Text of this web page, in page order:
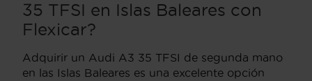
35 TFSI en Islas Baleares con
Flexicar?
Adquirir un Audi A3 35 TFSI de segunda mano
en las Islas Baleares es una excelente opción